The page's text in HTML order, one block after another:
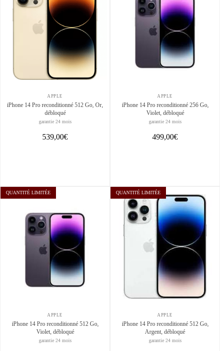
APPLE
iPhone 14 Pro reconditionné 512 Go, Or,
débloqué
garantie 24 mois
539,00€
APPLE
iPhone 14 Pro reconditionné 256 Go,
Violet, débloqué
garantie 24 mois
499,00€
QUANTITÉ LIMITÉE
APPLE
iPhone 14 Pro reconditionné 512 Go,
Violet, débloqué
garantie 24 mois
QUANTITÉ LIMITÉE
APPLE
iPhone 14 Pro reconditionné 512 Go,
Argent, débloqué
garantie 24 mois